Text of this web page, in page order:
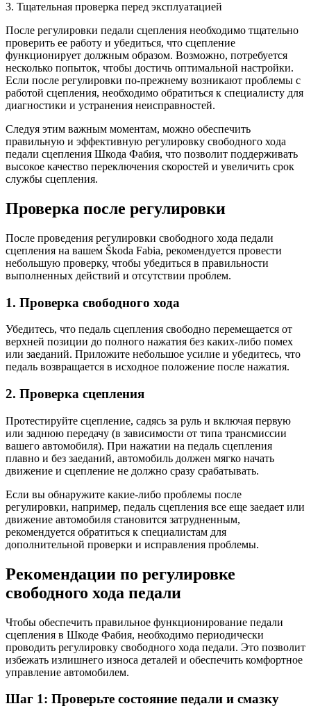
3. Тщательная проверка перед эксплуатацией
После регулировки педали сцепления необходимо тщательно
проверить ее работу и убедиться, что сцепление
функционирует должным образом. Возможно, потребуется
несколько попыток, чтобы достичь оптимальной настройки.
Если после регулировки по-прежнему возникают проблемы с
работой сцепления, необходимо обратиться к специалисту для
диагностики и устранения неисправностей.
Следуя этим важным моментам, можно обеспечить
правильную и эффективную регулировку свободного хода
педали сцепления Шкода Фабия, что позволит поддерживать
высокое качество переключения скоростей и увеличить срок
службы сцепления.
Проверка после регулировки
После проведения регулировки свободного хода педали
сцепления на вашем Škoda Fabia, рекомендуется провести
небольшую проверку, чтобы убедиться в правильности
выполненных действий и отсутствии проблем.
1. Проверка свободного хода
Убедитесь, что педаль сцепления свободно перемещается от
верхней позиции до полного нажатия без каких-либо помех
или заеданий. Приложите небольшое усилие и убедитесь, что
педаль возвращается в исходное положение после нажатия.
2. Проверка сцепления
Протестируйте сцепление, садясь за руль и включая первую
или заднюю передачу (в зависимости от типа трансмиссии
вашего автомобиля). При нажатии на педаль сцепления
плавно и без заеданий, автомобиль должен мягко начать
движение и сцепление не должно сразу срабатывать.
Если вы обнаружите какие-либо проблемы после
регулировки, например, педаль сцепления все еще заедает или
движение автомобиля становится затрудненным,
рекомендуется обратиться к специалистам для
дополнительной проверки и исправления проблемы.
Рекомендации по регулировке
свободного хода педали
Чтобы обеспечить правильное функционирование педали
сцепления в Шкоде Фабия, необходимо периодически
проводить регулировку свободного хода педали. Это позволит
избежать излишнего износа деталей и обеспечить комфортное
управление автомобилем.
Шаг 1: Проверьте состояние педали и смазку